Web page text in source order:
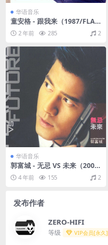
华语音乐
童安格 - 跟我来（1987/FLA
C/分轨/301M）
2 年前 285 2
华语音乐
郭富城 - 无忌 VS 未来（2001/
FLAC/EP分轨/171M）
4 年前 155 2
发布作者
ZERO-HIFI
等级 VIP会员[永久]